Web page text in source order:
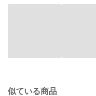
似ている商品